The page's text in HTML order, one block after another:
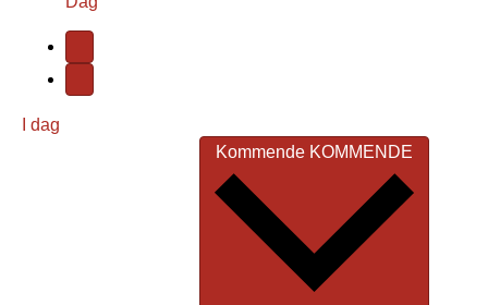
I dag
Kommende KOMMENDE